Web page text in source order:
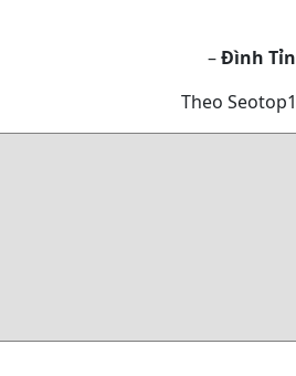
–Đình
Theo